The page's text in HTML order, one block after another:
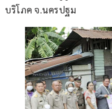
บริโภค จ.นครปฐม